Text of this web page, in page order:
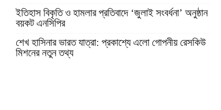
ইতিহাস বিকৃতি ও হামলার প্রতিবাদে ‘জুলাই সংবর্ধনা’ অনুষ্ঠান
বয়কট এনসিপির
শেখ হাসিনার ভারত যাত্রা: প্রকাশ্যে এলো গোপনীয় রেসকিউ
মিশনের নতুন তথ্য